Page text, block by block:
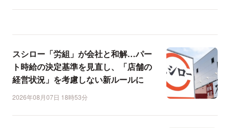
スシロー「労組」が会社と和解…パー
ト時給の決定基準を見直し、「店舗の
経営状況」を考慮しない新ルールに
2026年08月07日 18時53分